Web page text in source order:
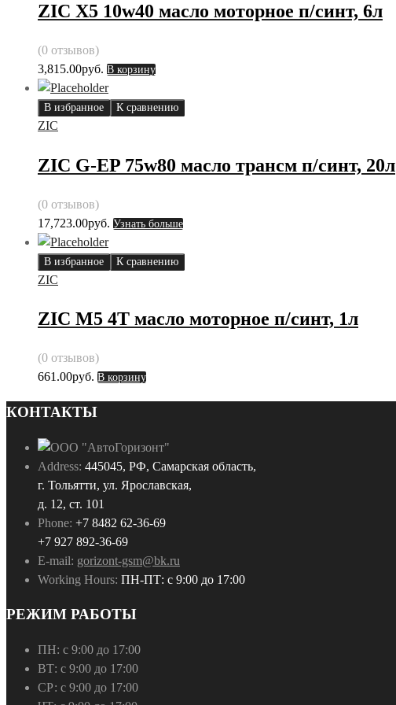
ZIC X5 10w40 масло моторное п/синт, 6л
(0 отзывов)
3,815.00руб. В корзину
В избранное К сравнению
ZIC
ZIC G-EP 75w80 масло трансм п/синт, 20л
(0 отзывов)
17,723.00руб. Узнать больше
В избранное К сравнению
ZIC
ZIC M5 4T масло моторное п/синт, 1л
(0 отзывов)
661.00руб. В корзину
КОНТАКТЫ
Address: 445045, РФ, Самарская область,
г. Тольятти, ул. Ярославская,
д. 12, ст. 101
Phone: +7 8482 62-36-69
+7 927 892-36-69
E-mail: gorizont-gsm@bk.ru
Working Hours: ПН-ПТ: с 9:00 до 17:00
РЕЖИМ РАБОТЫ
ПН: с 9:00 до 17:00
ВТ: с 9:00 до 17:00
СР: с 9:00 до 17:00